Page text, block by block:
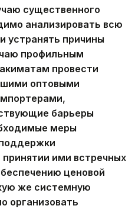
существенного
анализировать всю
устранять причины
профильным
провести
оптовыми
барьеры
меры
ими встречных
ценовой
же системную
организовать